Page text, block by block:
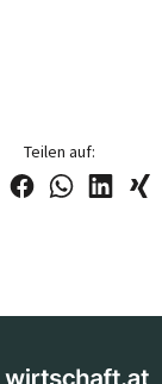
Teilen auf: